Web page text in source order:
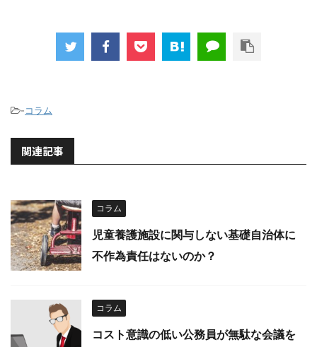
-コラム
関連記事
コラム
児童養護施設に関与しない基礎自治体に
不作為責任はないのか？
コラム
コスト意識の低い公務員が無駄な会議を